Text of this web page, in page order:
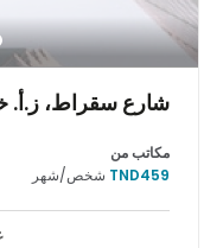
شارع سقراط، ز.أ. خير
مكاتب من
TND459شخص/شهر
عرض